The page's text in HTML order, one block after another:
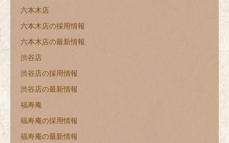
六本木店
六本木店の採用情報
六本木店の最新情報
渋谷店
渋谷店の採用情報
渋谷店の最新情報
福寿庵
福寿庵の採用情報
福寿庵の最新情報